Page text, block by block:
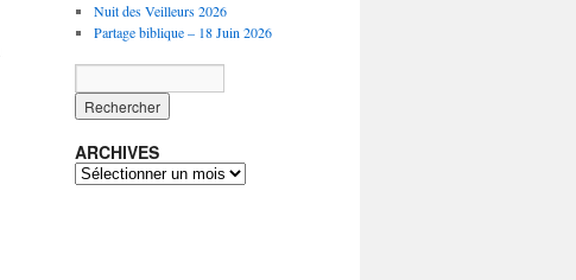
Nuit des Veilleurs 2026
Partage biblique – 18 Juin 2026
ARCHIVES
ARCHIVES